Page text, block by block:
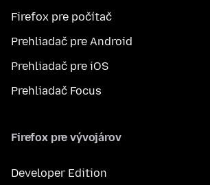
Firefox pre počítač
Prehliadač pre Android
Prehliadač pre iOS
Prehliadač Focus
Firefox pre vývojárov
Developer Edition